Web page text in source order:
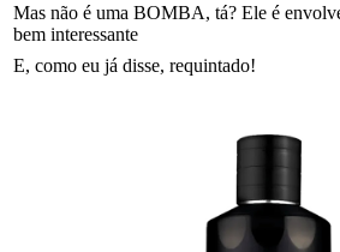
Mas não é uma BOMBA, tá? Ele é
bem interessante
E, como eu já disse, requintado!